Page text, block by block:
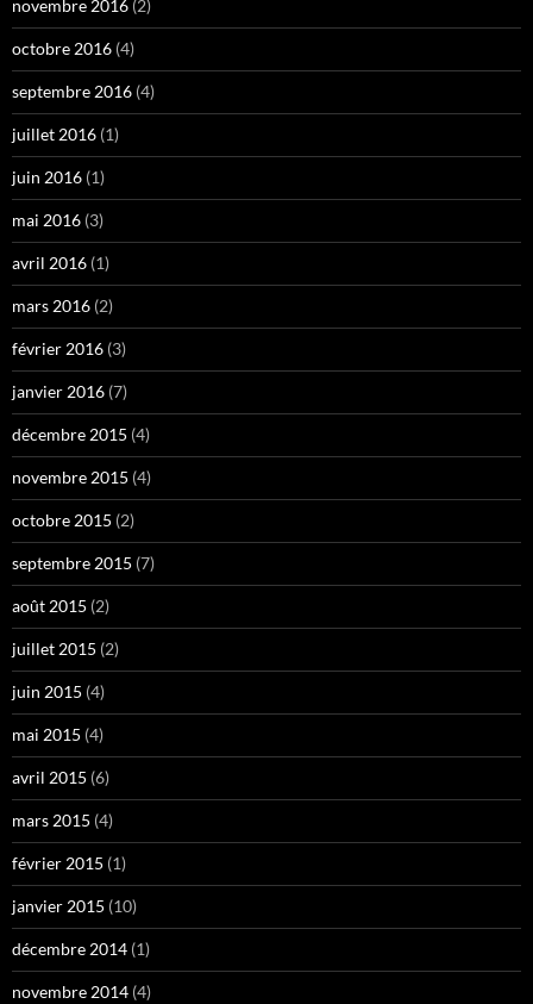
novembre 2016 (2)
octobre 2016 (4)
septembre 2016 (4)
juillet 2016 (1)
juin 2016 (1)
mai 2016 (3)
avril 2016 (1)
mars 2016 (2)
février 2016 (3)
janvier 2016 (7)
décembre 2015 (4)
novembre 2015 (4)
octobre 2015 (2)
septembre 2015 (7)
août 2015 (2)
juillet 2015 (2)
juin 2015 (4)
mai 2015 (4)
avril 2015 (6)
mars 2015 (4)
février 2015 (1)
janvier 2015 (10)
décembre 2014 (1)
novembre 2014 (4)